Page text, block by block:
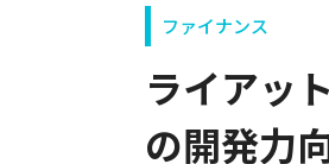
ファイナンス
ライアッ
の開発力